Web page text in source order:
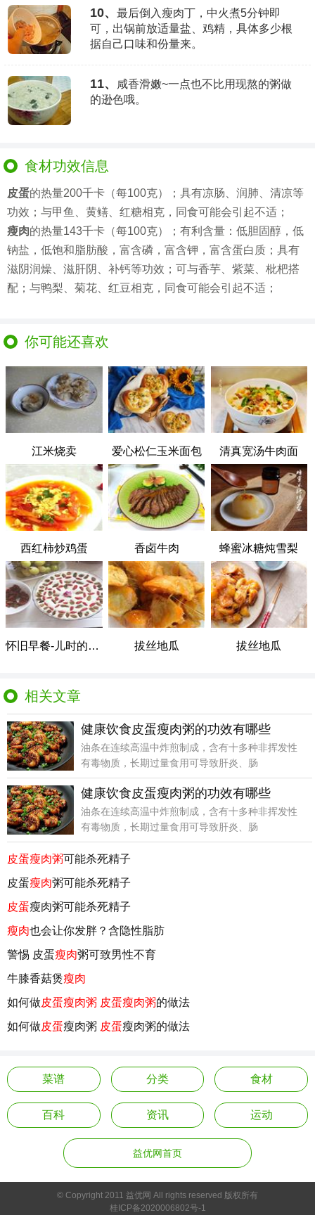
10、
最后倒入瘦肉丁，中火煮5分钟即
可，出锅前放适量盐、鸡精，具体多少根
据自己口味和份量来。
11、
咸香滑嫩~一点也不比用现熬的粥做
的逊色哦。
食材功效信息
皮蛋的热量200千卡（每100克）；具有凉肠、润肺、清凉等
功效；与甲鱼、黄鳝、红糖相克，同食可能会引起不适；
瘦肉的热量143千卡（每100克）；有利含量：低胆固醇，低
钠盐，低饱和脂肪酸，富含磷，富含钾，富含蛋白质；具有
滋阴润燥、滋肝阴、补钙等功效；可与香芋、紫菜、枇杷搭
配；与鸭梨、菊花、红豆相克，同食可能会引起不适；
你可能还喜欢
江米烧卖 爱心松仁玉米面包 清真宽汤牛肉面
西红柿炒鸡蛋 香卤牛肉 蜂蜜冰糖炖雪梨
怀旧早餐-儿时的甜点-蜜豆糯发糕 拔丝地瓜 拔丝地瓜
相关文章
健康饮食皮蛋瘦肉粥的功效有哪些
油条在连续高温中炸煎制成，含有十多种非挥发性
有毒物质，长期过量食用可导致肝炎、肠
健康饮食皮蛋瘦肉粥的功效有哪些
油条在连续高温中炸煎制成，含有十多种非挥发性
有毒物质，长期过量食用可导致肝炎、肠
皮蛋瘦肉粥可能杀死精子
皮蛋瘦肉粥可能杀死精子
皮蛋瘦肉粥可能杀死精子
瘦肉也会让你发胖？含隐性脂肪
警惕 皮蛋瘦肉粥可致男性不育
牛膝香菇煲瘦肉
如何做皮蛋瘦肉粥 皮蛋瘦肉粥的做法
如何做皮蛋瘦肉粥 皮蛋瘦肉粥的做法
菜谱 分类 食材
百科 资讯 运动
益优网首页
© Copyright 2011 益优网 All rights reserved 版权所有
桂ICP备2020006802号-1